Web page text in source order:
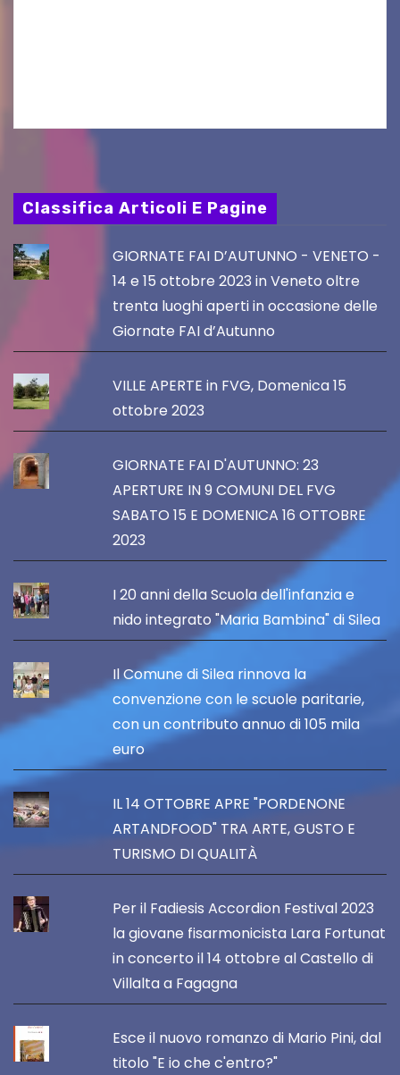
Classifica Articoli E Pagine
GIORNATE FAI D’AUTUNNO - VENETO -
14 e 15 ottobre 2023 in Veneto oltre
trenta luoghi aperti in occasione delle
Giornate FAI d’Autunno
VILLE APERTE in FVG, Domenica 15
ottobre 2023
GIORNATE FAI D'AUTUNNO: 23
APERTURE IN 9 COMUNI DEL FVG
SABATO 15 E DOMENICA 16 OTTOBRE
2023
I 20 anni della Scuola dell'infanzia e
nido integrato "Maria Bambina" di Silea
Il Comune di Silea rinnova la
convenzione con le scuole paritarie,
con un contributo annuo di 105 mila
euro
IL 14 OTTOBRE APRE "PORDENONE
ARTANDFOOD" TRA ARTE, GUSTO E
TURISMO DI QUALITÀ
Per il Fadiesis Accordion Festival 2023
la giovane fisarmonicista Lara Fortunat
in concerto il 14 ottobre al Castello di
Villalta a Fagagna
Esce il nuovo romanzo di Mario Pini, dal
titolo "E io che c'entro?"